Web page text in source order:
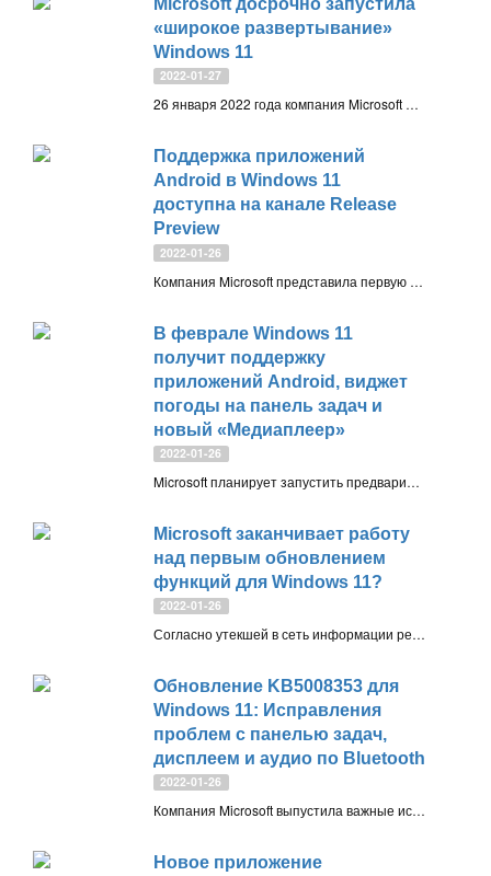
Microsoft досрочно запустила
«широкое развертывание»
Windows 11
2022-01-27
26 января 2022 года компания Microsoft изменила статус развертывания своей операционной системы Windows 11 на «широкое развертывание». Новый статус означает, что Windows 11 будет предлагаться всем совместимым устройствам в досрочном порядке
Поддержка приложений
Android в Windows 11
доступна на канале Release
Preview
2022-01-26
Компания Microsoft представила первую предварительную версию поддержки приложений Android для Windows 11 на каналах Beta и Release Preview программы предварительной оценки Windows Insider
В феврале Windows 11
получит поддержку
приложений Android, виджет
погоды на панель задач и
новый «Медиаплеер»
2022-01-26
Microsoft планирует запустить предварительный просмотр поддержки приложений Android в Windows 11 уже в следующем месяце, а также представить улучшения панели задач и новые приложения «Блокнот» и «Медиаплеер»
Microsoft заканчивает работу
над первым обновлением
функций для Windows 11?
2022-01-26
Согласно утекшей в сеть информации релиз работа над новыми функциями для Windows 11, версия 22H2 завершится в марте 2022 года
Обновление KB5008353 для
Windows 11: Исправления
проблем с панелью задач,
дисплеем и аудио по Bluetooth
2022-01-26
Компания Microsoft выпустила важные исправления для Windows 11, версия 21H2 и Windows 10, версия 20H2 и выше. Они поставляются в формате необязательных накопительных обновлений KB5008353 и KB5009596
Новое приложение